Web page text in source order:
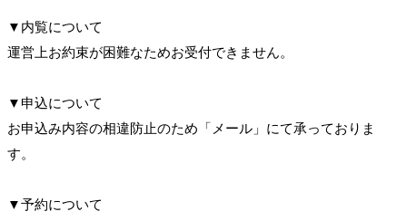
▼内覧について
運営上お約束が困難なためお受付できません。
▼申込について
お申込み内容の相違防止のため「メール」にて承っておりま
す。
▼予約について